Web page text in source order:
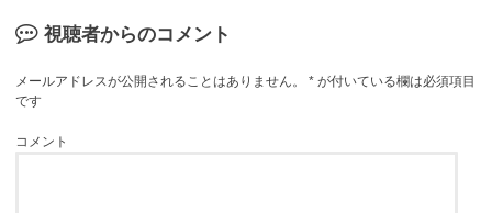
視聴者からのコメント
メールアドレスが公開されることはありません。 * が付いている欄は必須項目
です
コメント